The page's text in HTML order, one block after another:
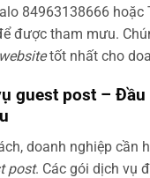
84963138666 hoặc
được tham mưu.
tốt nhất cho
guest post –
doanh nghiệp cần
post. Các gói dịch vụ